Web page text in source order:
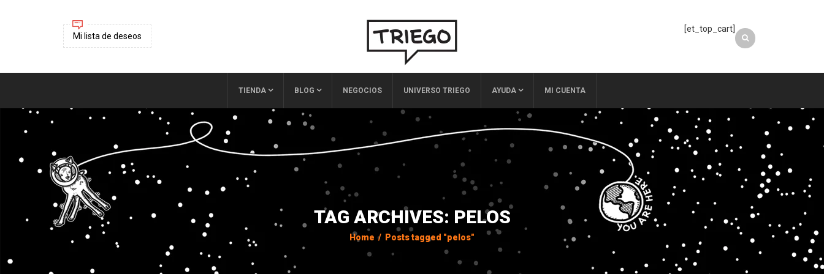
Mi lista de deseos
[et_top_cart]
TIENDA BLOG NEGOCIOS UNIVERSO TRIEGO AYUDA MI CUENTA
TAG ARCHIVES: PELOS
Home / Posts tagged "pelos"